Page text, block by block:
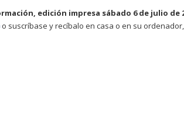
edición impresa sábado 6 de julio de
o suscríbase y recíbalo en casa o en su